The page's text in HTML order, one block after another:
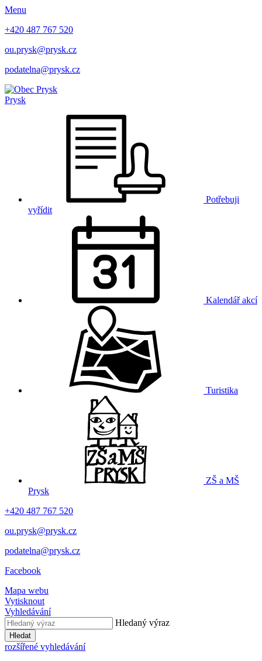
Menu
+420 487 767 520
ou.prysk@prysk.cz
podatelna@prysk.cz
Prysk
Potřebuji
vyřídit
Kalendář akcí
Turistika
ZŠ a MŠ
Prysk
+420 487 767 520
ou.prysk@prysk.cz
podatelna@prysk.cz
Facebook
Mapa webu
Vytisknout
Vyhledávání
Hledaný výraz
Hledat
rozšířené vyhledávání